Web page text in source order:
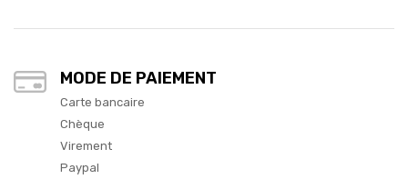
MODE DE PAIEMENT
Carte bancaire
Chèque
Virement
Paypal